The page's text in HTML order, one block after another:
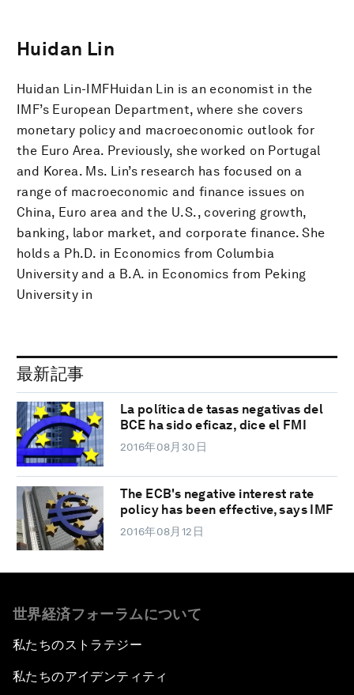
Huidan Lin
Huidan Lin-IMFHuidan Lin is an economist in the
IMF’s European Department, where she covers
monetary policy and macroeconomic outlook for
the Euro Area. Previously, she worked on Portugal
and Korea. Ms. Lin’s research has focused on a
range of macroeconomic and finance issues on
China, Euro area and the U.S., covering growth,
banking, labor market, and corporate finance. She
holds a Ph.D. in Economics from Columbia
University and a B.A. in Economics from Peking
University in
最新記事
La política de tasas negativas del
BCE ha sido eficaz, dice el FMI
2016年08月30日
The ECB's negative interest rate
policy has been effective, says IMF
2016年08月12日
世界経済フォーラムについて
私たちのストラテジー
私たちのアイデンティティ